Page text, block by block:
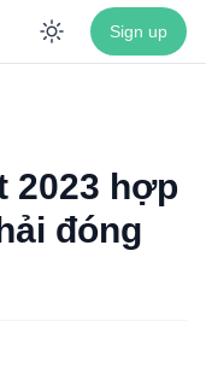
Enable
Sign up
2023 hợp
đóng